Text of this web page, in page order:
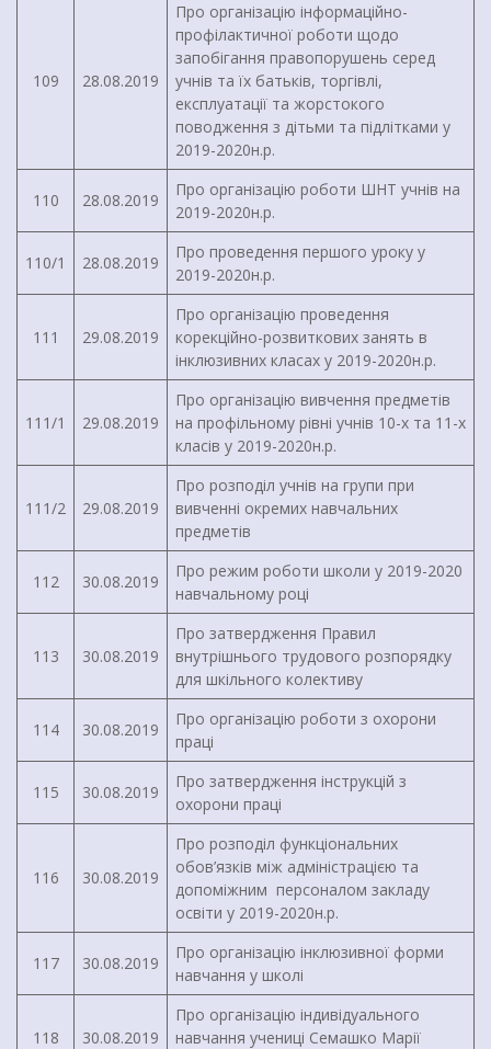
109 28.08.2019
Про організацію інформаційно-
профілактичної роботи щодо
запобігання правопорушень серед
учнів та їх батьків, торгівлі,
експлуатації та жорстокого
поводження з дітьми та підлітками у
2019-2020н.р.
110 28.08.2019
Про організацію роботи ШНТ учнів на
2019-2020н.р.
110/1 28.08.2019
Про проведення першого уроку у
2019-2020н.р.
111 29.08.2019
Про організацію проведення
корекційно-розвиткових занять в
інклюзивних класах у 2019-2020н.р.
111/1 29.08.2019
Про організацію вивчення предметів
на профільному рівні учнів 10-х та 11-х
класів у 2019-2020н.р.
111/2 29.08.2019
Про розподіл учнів на групи при
вивченні окремих навчальних
предметів
112 30.08.2019
Про режим роботи школи у 2019-2020
навчальному році
113 30.08.2019
Про затвердження Правил
внутрішнього трудового розпорядку
для шкільного колективу
114 30.08.2019
Про організацію роботи з охорони
праці
115 30.08.2019
Про затвердження інструкцій з
охорони праці
116 30.08.2019
Про розподіл функціональних
обов’язків між адміністрацією та
допоміжним персоналом закладу
освіти у 2019-2020н.р.
117 30.08.2019
Про організацію інклюзивної форми
навчання у школі
118 30.08.2019
Про організацію індивідуального
навчання учениці Семашко Марії